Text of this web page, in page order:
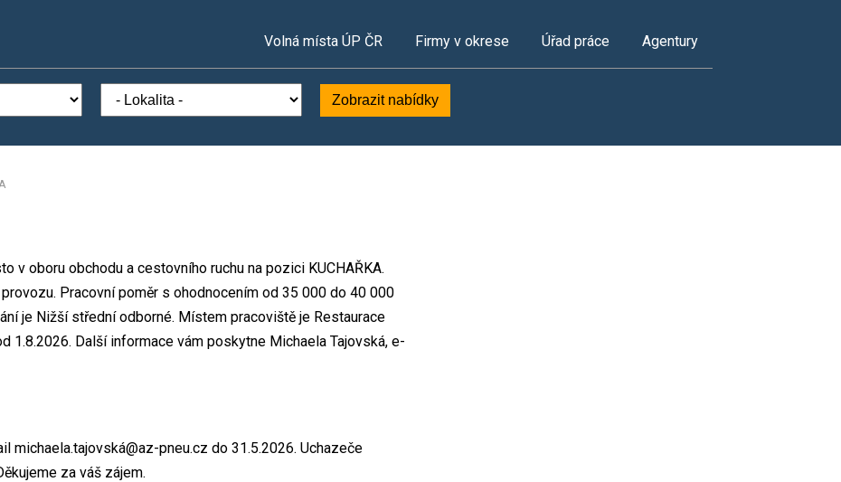
Volná místa ÚP ČR Firmy v okrese Úřad práce Agentury
Zobrazit nabídky
v oboru obchodu a cestovního ruchu na pozici KUCHAŘKA.
Pracovní poměr s ohodnocením od 35 000 do 40 000
je Nižší střední odborné. Místem pracoviště je Restaurace
1.8.2026. Další informace vám poskytne Michaela Tajovská, e-
pneu.cz do 31.5.2026. Uchazeče
za váš zájem.